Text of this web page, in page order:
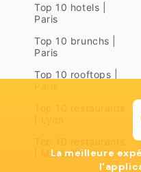
Top 10 hotels |
Paris
Top 10 brunchs |
Paris
Top 10 rooftops |
| Marseille
La meilleure